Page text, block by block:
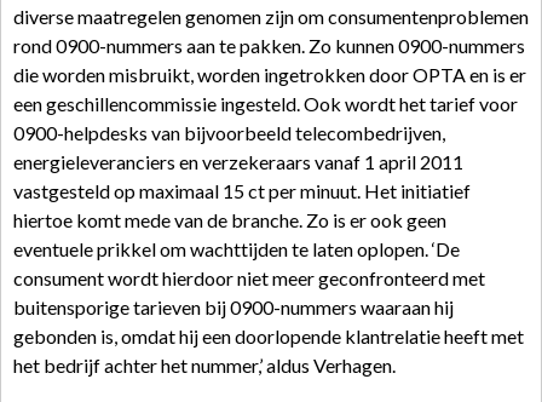
diverse maatregelen genomen zijn om consumentenproblemen
rond 0900-nummers aan te pakken. Zo kunnen 0900-nummers
die worden misbruikt, worden ingetrokken door OPTA en is er
een geschillencommissie ingesteld. Ook wordt het tarief voor
0900-helpdesks van bijvoorbeeld telecombedrijven,
energieleveranciers en verzekeraars vanaf 1 april 2011
vastgesteld op maximaal 15 ct per minuut. Het initiatief
hiertoe komt mede van de branche. Zo is er ook geen
eventuele prikkel om wachttijden te laten oplopen. ‘De
consument wordt hierdoor niet meer geconfronteerd met
buitensporige tarieven bij 0900-nummers waaraan hij
gebonden is, omdat hij een doorlopende klantrelatie heeft met
het bedrijf achter het nummer,’ aldus Verhagen.